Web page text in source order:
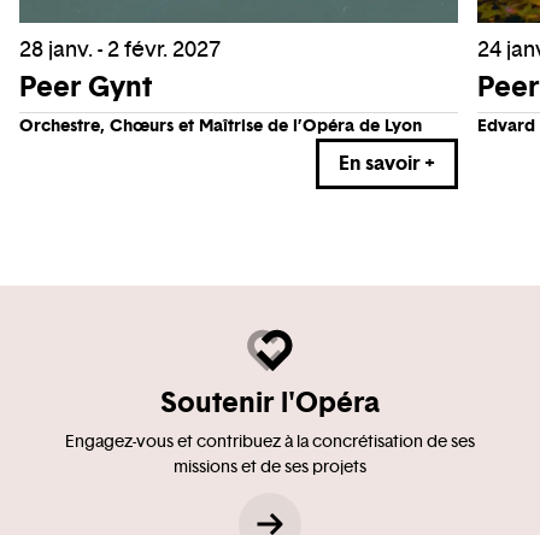
28 janv. - 2 févr. 2027
Peer Gynt
Orchestre, Chœurs et Maîtrise de l’Opéra de Lyon
En savoir +
24
Soutenir l'Opéra
Engagez-vous et contribuez à la concrétisation de ses
missions et de ses projets